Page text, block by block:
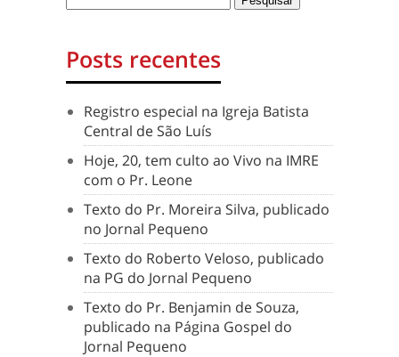
Posts recentes
Registro especial na Igreja Batista
Central de São Luís
Hoje, 20, tem culto ao Vivo na IMRE
com o Pr. Leone
Texto do Pr. Moreira Silva, publicado
no Jornal Pequeno
Texto do Roberto Veloso, publicado
na PG do Jornal Pequeno
Texto do Pr. Benjamin de Souza,
publicado na Página Gospel do
Jornal Pequeno